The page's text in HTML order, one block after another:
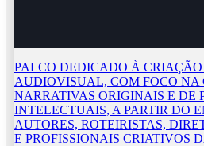
PALCO DEDICADO À
AUDIOVISUAL, COM FOCO NA
NARRATIVAS ORIGINAIS E DE
INTELECTUAIS, A PARTIR DO
AUTORES, ROTEIRISTAS,
E PROFISSIONAIS CRIATIVOS